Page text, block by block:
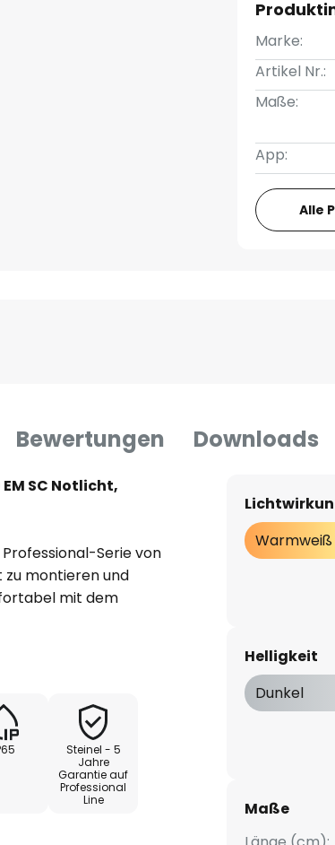
Marke:
Artikel Nr.:
Maße:
App:
Alle
Bewertungen Downloads
SC Notlicht,
Serie von
zu montieren und
mit dem
einzustellen ist. Beim
Bohrlöcher weiterhin
sowie
Betrieb völlig
Helligkeit von 706
Steinel - 5
Jahre
Garantie auf
Professional
Line
Warmweiß
Helligkeit
Dunkel
Maße